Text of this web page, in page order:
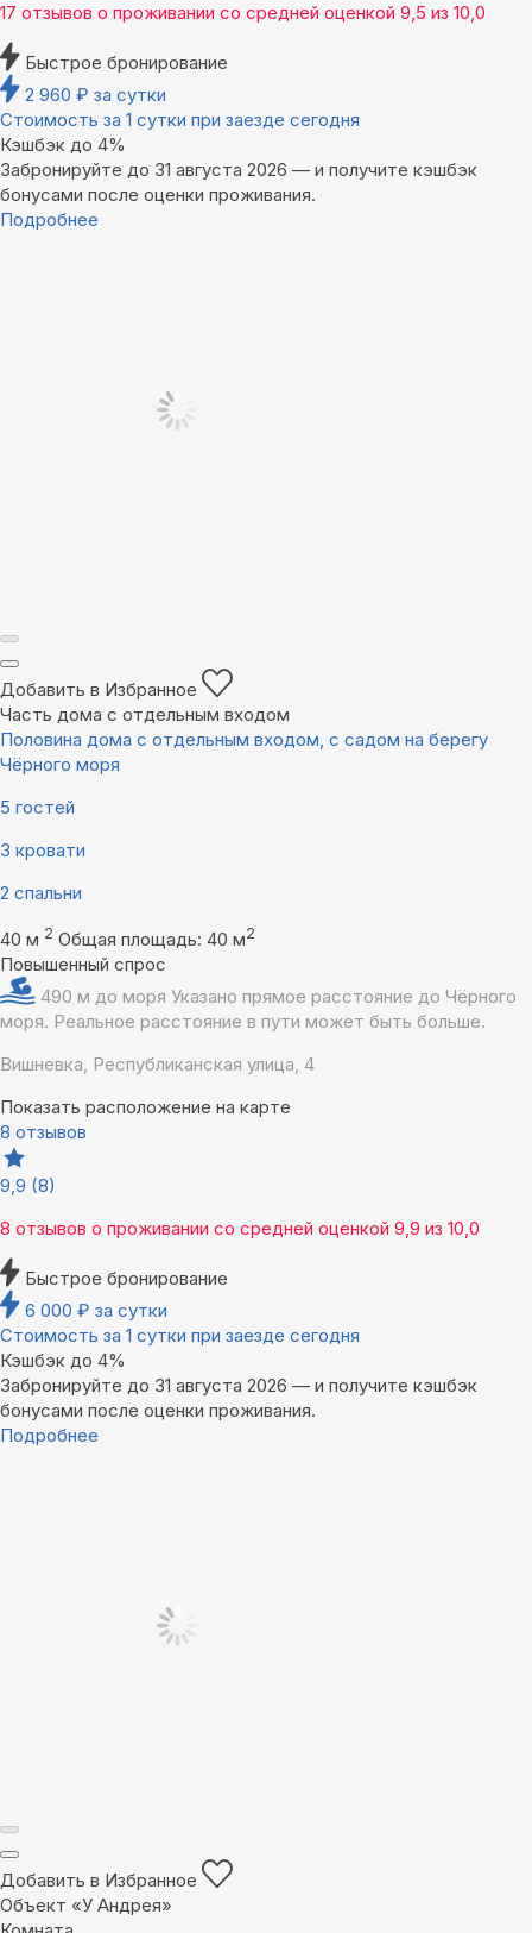
17 отзывов о проживании со средней оценкой 9,5 из 10,0
Быстрое бронирование
2 960 ₽ за сутки
Стоимость за 1 сутки при заезде сегодня
Кэшбэк до 4%
Забронируйте до 31 августа 2026 — и получите кэшбэк
бонусами после оценки проживания.
Подробнее
Добавить в Избранное
Часть дома с отдельным входом
Половина дома с отдельным входом, с садом на берегу
Чёрного моря
5 гостей
3 кровати
2 спальни
40 м 2 Общая площадь: 40 м2
Повышенный спрос
490 м до моря Указано прямое расстояние до Чёрного
моря. Реальное расстояние в пути может быть больше.
Вишневка, Республиканская улица, 4
Показать расположение на карте
8 отзывов
9,9 (8)
8 отзывов о проживании со средней оценкой 9,9 из 10,0
Быстрое бронирование
6 000 ₽ за сутки
Стоимость за 1 сутки при заезде сегодня
Кэшбэк до 4%
Забронируйте до 31 августа 2026 — и получите кэшбэк
бонусами после оценки проживания.
Подробнее
Добавить в Избранное
Объект «У Андрея»